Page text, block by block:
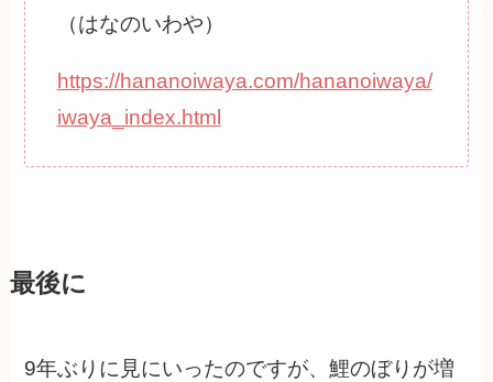
（はなのいわや）
https://hananoiwaya.com/hananoiwaya/
iwaya_index.html
最後に
9年ぶりに見にいったのですが、鯉のぼりが増